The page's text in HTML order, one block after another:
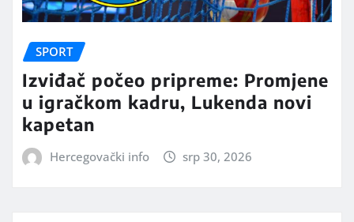
SPORT
Izviđač počeo pripreme: Promjene
u igračkom kadru, Lukenda novi
kapetan
Hercegovački info srp 30, 2026